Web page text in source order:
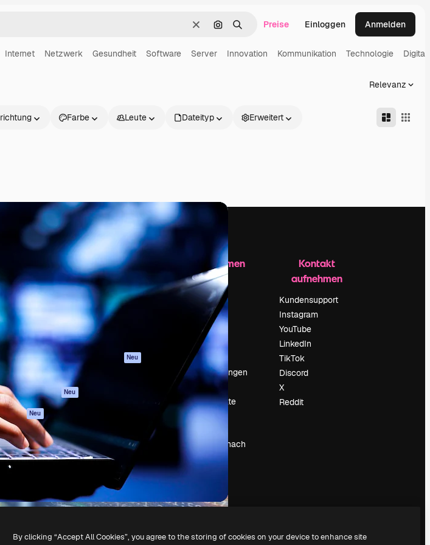
LöschenNach Bild suchen
SuchenPreise Einloggen Anmelden
Internet Netzwerk Gesundheit Software Server Innovation Kommunikation Technologie
Relevanz
Farbe Leute Dateityp Erweitert
Assistent
Bildgenerator
Videogenerator
Stimmengenerator
Stock-Inhalte
für
ChatGPT
Neu
Neu
App
Magnific-Tools
Loslegen
Academy
Dokumentation
Support
AGB
Datenschutzerklärung
Neu
Unternehmen
Preise
Über uns
Reviews
Karriere
Suchtrends
Blog
Veranstaltungen
Slidesgo
Deine Inhalte
verkaufen
Suchst du nach
magnific.ai
Kontakt
aufnehmen
Kundensupport
Instagram
YouTube
LinkedIn
TikTok
Discord
X
Reddit
By clicking “Accept All Cookies”, you agree to the storing of cookies on your device to enhance site